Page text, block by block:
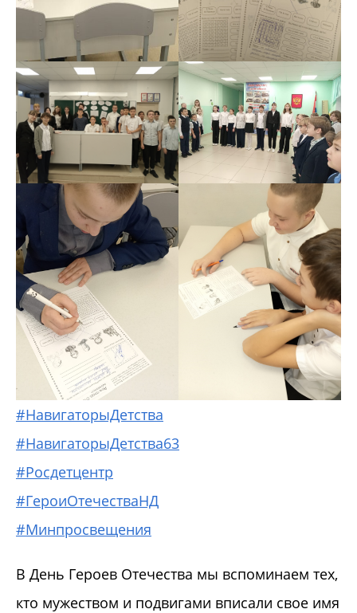
#НавигаторыДетства
#НавигаторыДетства63
#Росдетцентр
#ГероиОтечестваНД
#Минпросвещения
В День Героев Отечества мы вспоминаем тех,
кто мужеством и подвигами вписали свое имя